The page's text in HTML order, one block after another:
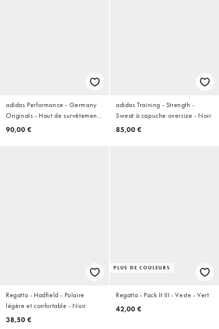
adidas Performance - Germany
Originals - Haut de survêtement -
Aigue-marine vif
90,00 €
adidas Training - Strength -
Sweat à capuche oversize - Noir
85,00 €
Regatta - Hadfield - Polaire
légère et confortable - Noir
38,50 €
PLUS DE COULEURS
Regatta - Pack It III - Veste - Vert
42,00 €